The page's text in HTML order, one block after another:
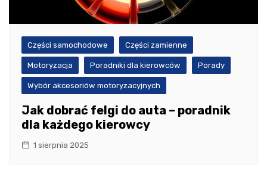
Części samochodowe Części zamienne
Motoryzacja Poradniki dla kierowców Porady
Wybór akcesoriów motoryzacyjnych
Jak dobrać felgi do auta – poradnik
dla każdego kierowcy
1 sierpnia 2025